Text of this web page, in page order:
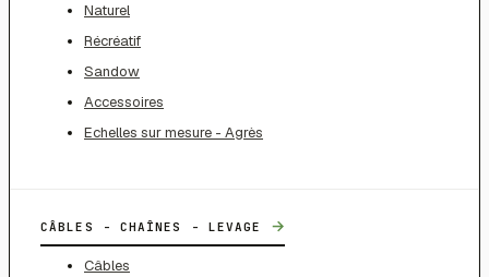
Naturel
Récréatif
Sandow
Accessoires
Echelles sur mesure - Agrès
CÂBLES - CHAÎNES - LEVAGE →
Câbles